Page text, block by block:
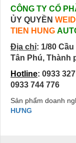
CÔNG TY CỔ
ỦY QUYỀN
TIEN HUNG
Địa chỉ: 1/80
Tân Phú, Thành
Hotline: 0933
0933 744 776
Sản phẩm doanh
HƯNG